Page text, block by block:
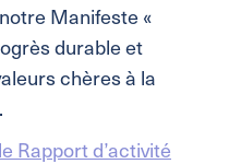
Manifeste «
durable et
chères à la
Rapport d’activité